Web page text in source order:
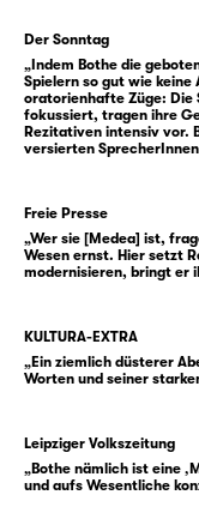
gesamte
alles geopfert.
Treuebruch,
zum Exil
ihre eigenen
Wer ist Medea?
einer Figur, die
erscheint.
bewusst. Sie
erschrickt vor
zu gehen. Eine
weit verlässt
Erwartungen
Der Sonntag
„Indem Bothe die
Spielern so gut wie
oratorienhafte Züge: Die
fokussiert, tragen ihre
Rezitativen intensiv vor.
versierten
Freie Presse
„Wer sie [Medea] ist,
Wesen ernst. Hier setzt
modernisieren, bringt er
KULTURA-EXTRA
„Ein ziemlich düsterer
Worten und seiner
Leipziger Volkszeitung
„Bothe nämlich ist eine
und aufs Wesentliche